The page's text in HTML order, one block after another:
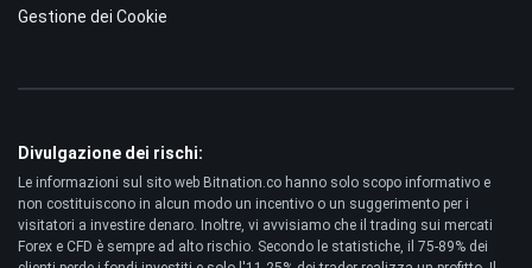
Gestione dei Cookie
Divulgazione dei rischi:
Le informazioni sul sito web Bitnation.co hanno solo scopo informativo e
non costituiscono in alcun modo un incentivo o un suggerimento per i
visitatori a investire denaro. Inoltre, vi avvisiamo che il trading sui mercati
Forex e CFD è sempre ad alto rischio. Secondo le statistiche, il 75-89% dei